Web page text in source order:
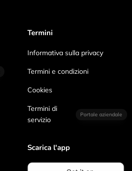
Termini
Informativa sulla privacy
Termini e condizioni
Cookies
Termini di
servizio
Portale aziendale
Scarica l'app